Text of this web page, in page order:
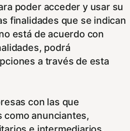
poder acceder y usar su
finalidades que se indican
está de acuerdo con
podrá
a través de esta
con las que
como anunciantes,